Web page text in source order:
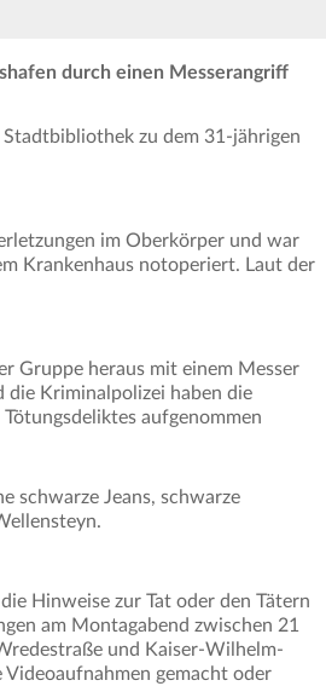
durch einen Messerangriff
zu dem 31-jährigen
im Oberkörper und war
Krankenhaus notoperiert. Laut der
Gruppe heraus mit einem Messer
die Kriminalpolizei haben die
aufgenommen
schwarze Jeans, schwarze
Hinweise zur Tat oder den Tätern
am Montagabend zwischen 21
und Kaiser-Wilhelm-
Videoaufnahmen gemacht oder